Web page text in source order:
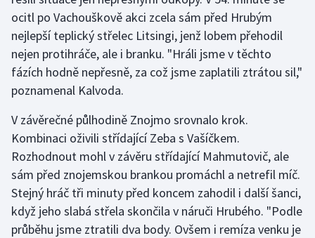
Stolní tenis
Triatlon
Veslování
Vodní slalom
Volejbal
Ostatní
ocitl po Vachouškově akci zcela sám před Hrubým
nejlepší teplický střelec Litsingi, jenž lobem přehodil
nejen protihráče, ale i branku. "Hráli jsme v těchto
fázích hodně nepřesně, za což jsme zaplatili ztrátou sil,"
poznamenal Kalvoda.
V závěrečné půlhodině Znojmo srovnalo krok.
Kombinaci oživili střídající Zeba s Vašíčkem.
Rozhodnout mohl v závěru střídající Mahmutovič, ale
sám před znojemskou brankou promáchl a netrefil míč.
Stejný hráč tři minuty před koncem zahodil i další šanci,
když jeho slabá střela skončila v náruči Hrubého. "Podle
průběhu jsme ztratili dva body. Ovšem i remíza venku je